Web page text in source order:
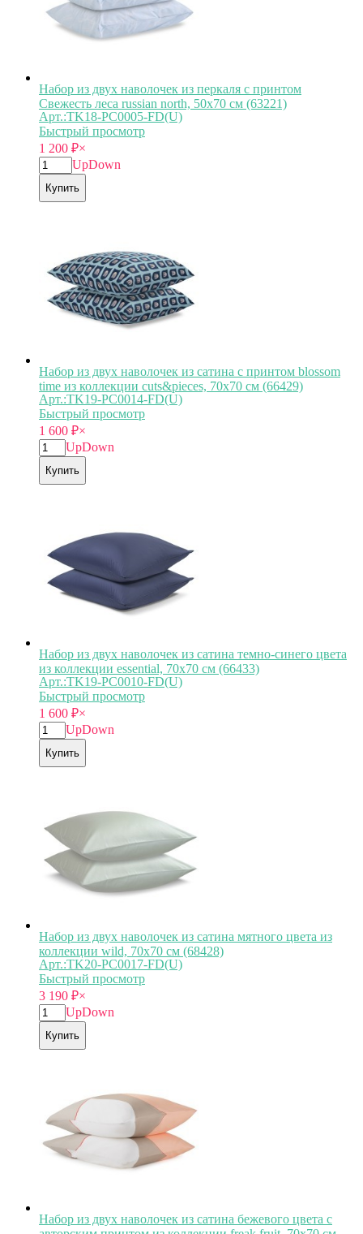
Набор из двух наволочек из перкаля с принтом
Свежесть леса russian north, 50х70 см (63221)
Арт.:TK18-PС0005-FD(U)
Быстрый просмотр
1 200 ₽×
UpDown
Купить
Набор из двух наволочек из сатина с принтом blossom
time из коллекции cuts&pieces, 70х70 см (66429)
Арт.:TK19-PС0014-FD(U)
Быстрый просмотр
1 600 ₽×
UpDown
Купить
Набор из двух наволочек из сатина темно-синего цвета
из коллекции essential, 70х70 см (66433)
Арт.:TK19-PС0010-FD(U)
Быстрый просмотр
1 600 ₽×
UpDown
Купить
Набор из двух наволочек из сатина мятного цвета из
коллекции wild, 70х70 см (68428)
Арт.:TK20-PC0017-FD(U)
Быстрый просмотр
3 190 ₽×
UpDown
Купить
Набор из двух наволочек из сатина бежевого цвета с